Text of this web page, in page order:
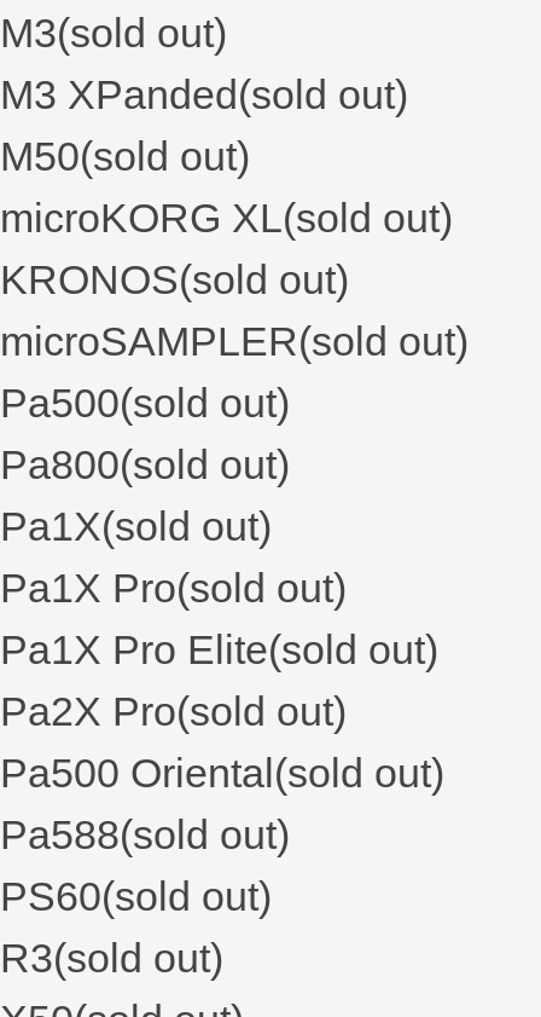
M3(sold out)
M3 XPanded(sold out)
M50(sold out)
microKORG XL(sold out)
KRONOS(sold out)
microSAMPLER(sold out)
Pa500(sold out)
Pa800(sold out)
Pa1X(sold out)
Pa1X Pro(sold out)
Pa1X Pro Elite(sold out)
Pa2X Pro(sold out)
Pa500 Oriental(sold out)
Pa588(sold out)
PS60(sold out)
R3(sold out)